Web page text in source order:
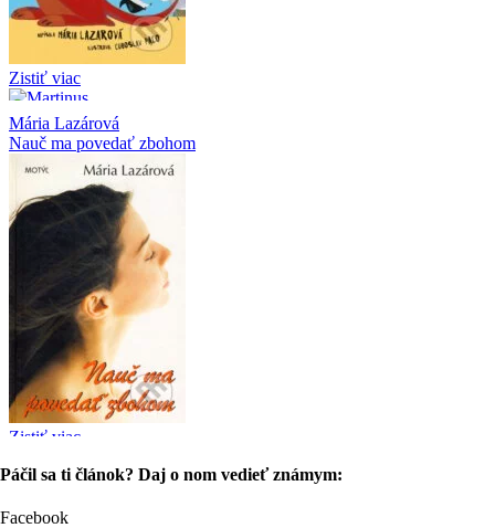
Páčil sa ti článok? Daj o nom vedieť známym:
Facebook